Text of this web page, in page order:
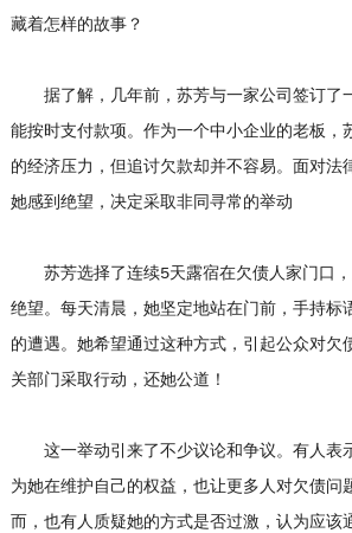
藏着怎样的故事？
据了解，几年前，苏芳与一家公司签订了
能按时支付款项。作为一个中小企业的老板，
的经济压力，但追讨欠款却并不容易。面对法
她感到绝望，决定采取非同寻常的举动
苏芳选择了连续5天露宿在欠债人家门口，
绝望。每天清晨，她坚定地站在门前，手持标
的遭遇。她希望通过这种方式，引起公众对欠
关部门采取行动，还她公道！
这一举动引来了不少议论和争议。有人表
为她在维护自己的权益，也让更多人对欠债问
而，也有人质疑她的方式是否过激，认为应该